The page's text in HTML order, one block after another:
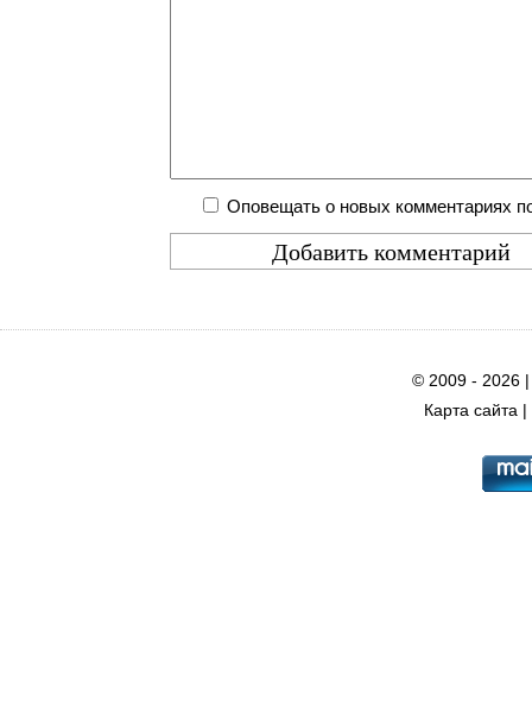
Оповещать о новых комментариях
© 2009 - 2026
Карта сайта